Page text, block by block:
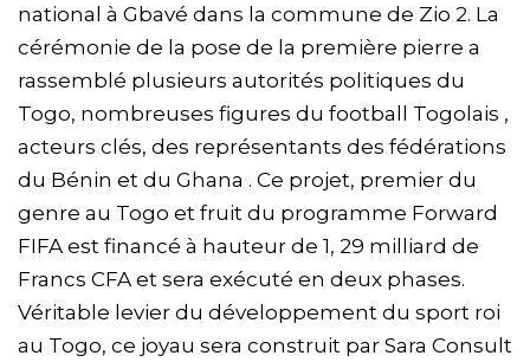
national à Gbavé dans la commune de Zio 2. La
cérémonie de la pose de la première pierre a
rassemblé plusieurs autorités politiques du
Togo, nombreuses figures du football Togolais ,
acteurs clés, des représentants des fédérations
du Bénin et du Ghana . Ce projet, premier du
genre au Togo et fruit du programme Forward
FIFA est financé à hauteur de 1, 29 milliard de
Francs CFA et sera exécuté en deux phases.
Véritable levier du développement du sport roi
au Togo, ce joyau sera construit par Sara Consult